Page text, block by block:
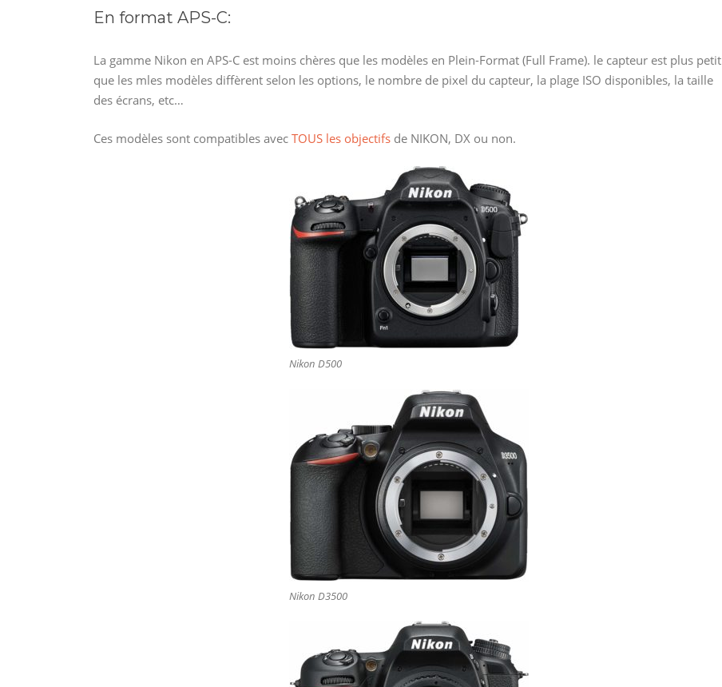
En format APS-C:
La gamme Nikon en APS-C est moins chères que les modèles en Plein-Format (Full Frame). le capteur est plus petit
que les mles modèles diffèrent selon les options, le nombre de pixel du capteur, la plage ISO disponibles, la taille
des écrans, etc…
Ces modèles sont compatibles avec TOUS les objectifs de NIKON, DX ou non.
Nikon D500
Nikon D3500